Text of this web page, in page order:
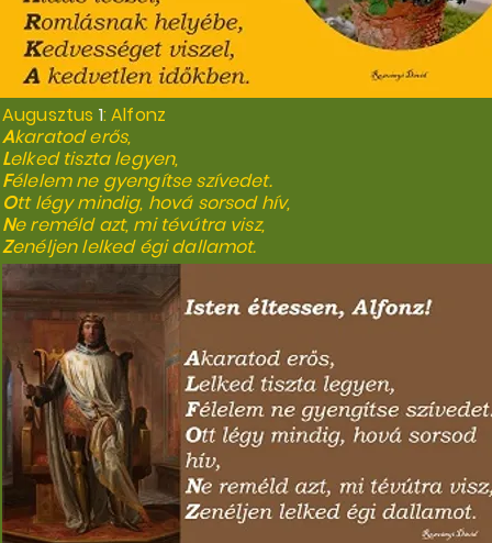
Augusztus 1: Alfonz
Akaratod erős,
Lelked tiszta legyen,
Félelem ne gyengítse szívedet.
Ott légy mindig, hová sorsod hív,
Ne reméld azt, mi tévútra visz,
Zenéljen lelked égi dallamot.